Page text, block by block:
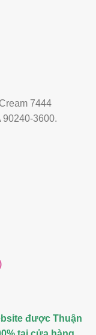
7444
90240-3600.
được Thuận